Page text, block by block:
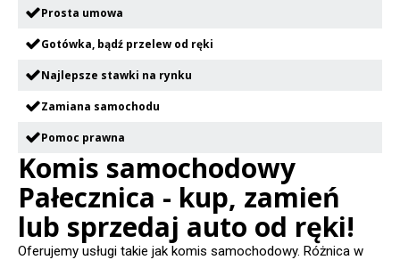
Prosta umowa
Gotówka, bądź przelew od ręki
Najlepsze stawki na rynku
Zamiana samochodu
Pomoc prawna
Komis samochodowy
Pałecznica - kup, zamień
lub sprzedaj auto od ręki!
Oferujemy usługi takie jak komis samochodowy. Różnica w